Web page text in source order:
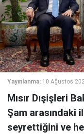
Yayınlanma: 10 Ağustos
Mısır Dışişleri
Şam arasındaki
seyrettiğini ve